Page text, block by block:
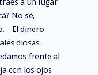
No sé,
dinero
diosas.
frente al
con los ojos